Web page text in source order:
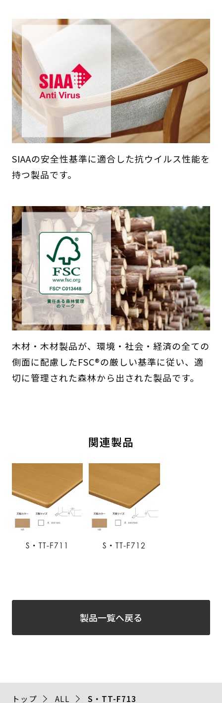
SIAAの安全性基準に適合した抗ウイルス性能を
持つ製品です。
木材・木材製品が、環境・社会・経済の全ての
側面に配慮したFSC®の厳しい基準に従い、適
切に管理された森林から出された製品です。
関連製品
S・TT-F711 S・TT-F712
製品一覧へ戻る
トップ ALL S・TT-F713